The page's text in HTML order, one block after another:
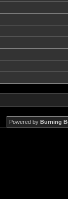
Powered by Burning